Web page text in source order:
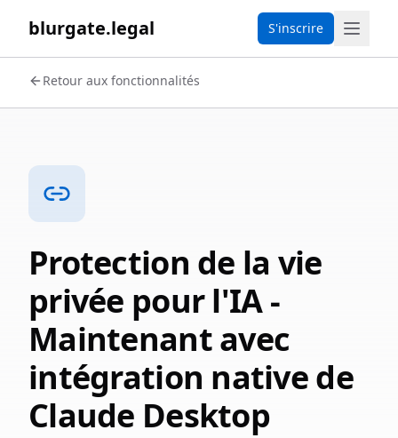
blurgate.legal S'inscrire
Retour aux fonctionnalités
Protection de la vie
privée pour l'IA -
Maintenant avec
intégration native de
Claude Desktop